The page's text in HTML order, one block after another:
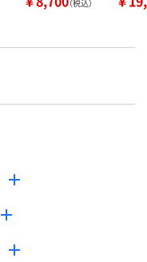
（税込）